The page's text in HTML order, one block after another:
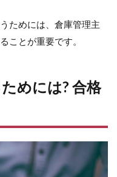
ためには、倉庫管理主
ことが重要です。
めには? 合格